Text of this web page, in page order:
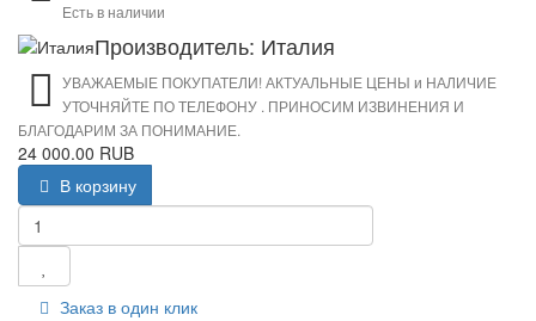
Есть в наличии
Производитель: Италия
УВАЖАЕМЫЕ ПОКУПАТЕЛИ! АКТУАЛЬНЫЕ ЦЕНЫ и НАЛИЧИЕ
УТОЧНЯЙТЕ ПО ТЕЛЕФОНУ . ПРИНОСИМ ИЗВИНЕНИЯ И
БЛАГОДАРИМ ЗА ПОНИМАНИЕ.
24 000.00 RUB
В корзину
Заказ в один клик